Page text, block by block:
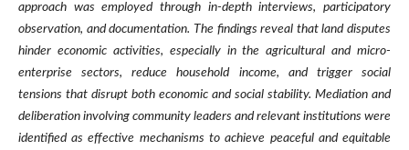
approach was employed through in-depth interviews, participatory
observation, and documentation. The findings reveal that land disputes
hinder economic activities, especially in the agricultural and micro-
enterprise sectors, reduce household income, and trigger social
tensions that disrupt both economic and social stability. Mediation and
deliberation involving community leaders and relevant institutions were
identified as effective mechanisms to achieve peaceful and equitable